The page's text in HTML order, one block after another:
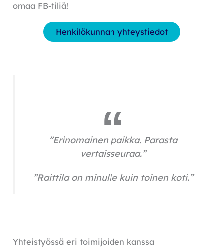
omaa FB-tiliä!
Henkilökunnan yhteystiedot
”Erinomainen paikka. Parasta
vertaisseuraa.”
”Raittila on minulle kuin toinen koti.”
Yhteistyössä eri toimijoiden kanssa